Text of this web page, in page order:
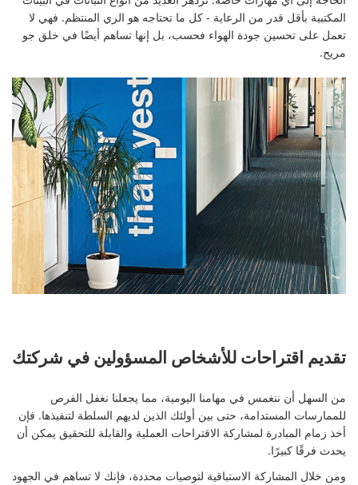
المكتبية بأقل قدر من الرعاية - كل ما تحتاجه هو الري المنتظم. فهي لا
تعمل على تحسين جودة الهواء فحسب، بل إنها تساهم أيضًا في خلق جو
مريح.
تقديم اقتراحات للأشخاص المسؤولين في شركتك
من السهل أن ننغمس في مهامنا اليومية، مما يجعلنا نغفل الفرص
للممارسات المستدامة، حتى بين أولئك الذين لديهم السلطة لتنفيذها. فإن
أخذ زمام المبادرة لمشاركة الاقتراحات العملية والقابلة للتحقيق يمكن أن
يحدث فرقًا كبيرًا.
ومن خلال المشاركة الاستباقية لتوصيات محددة، فإنك لا تساهم في الجهود